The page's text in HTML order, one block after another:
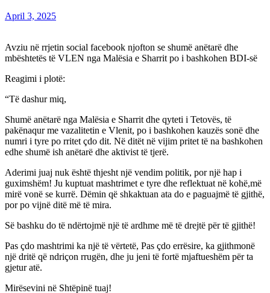
April 3, 2025
Avziu në rrjetin social facebook njofton se shumë anëtarë dhe
mbështetës të VLEN nga Malësia e Sharrit po i bashkohen BDI-së
Reagimi i plotë:
“Të dashur miq,
Shumë anëtarë nga Malësia e Sharrit dhe qyteti i Tetovës, të
pakënaqur me vazalitetin e Vlenit, po i bashkohen kauzës sonë dhe
numri i tyre po rritet çdo dit. Në ditët në vijim pritet të na bashkohen
edhe shumë ish anëtarë dhe aktivist të tjerë.
Aderimi juaj nuk është thjesht një vendim politik, por një hap i
guximshëm! Ju kuptuat mashtrimet e tyre dhe reflektuat në kohë,më
mirë vonë se kurrë. Dëmin që shkaktuan ata do e paguajmë të gjithë,
por po vijnë ditë më të mira.
Së bashku do të ndërtojmë një të ardhme më të drejtë për të gjithë!
Pas çdo mashtrimi ka një të vërtetë, Pas çdo errësire, ka gjithmonë
një dritë që ndriçon rrugën, dhe ju jeni të fortë mjaftueshëm për ta
gjetur atë.
Mirësevini në Shtëpinë tuaj!